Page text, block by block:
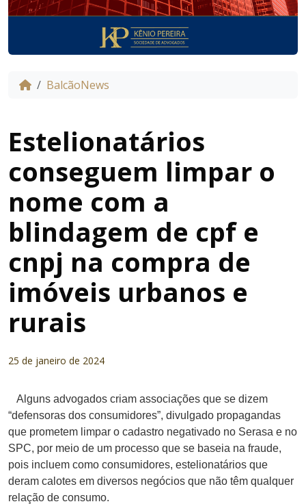
BalcãoNews
Estelionatários
conseguem limpar o
nome com a
blindagem de cpf e
cnpj na compra de
imóveis urbanos e
rurais
25 de janeiro de 2024
Alguns advogados criam associações que se dizem
“defensoras dos consumidores”, divulgado propagandas
que prometem limpar o cadastro negativado no Serasa e no
SPC, por meio de um processo que se baseia na fraude,
pois incluem como consumidores, estelionatários que
deram calotes em diversos negócios que não têm qualquer
relação de consumo.